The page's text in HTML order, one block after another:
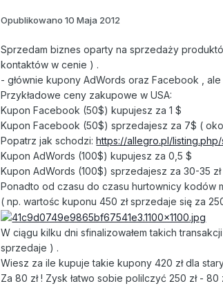
Opublikowano10 Maja 2012
Sprzedam biznes oparty na sprzedaży
kontaktów w cenie ) .
- głównie kupony AdWords oraz Facebook ,
Przykładowe ceny zakupowe w USA:
Kupon Facebook (50$) kupujesz za 1 $
Kupon Facebook (50$) sprzedajesz za 7$ (
Popatrz jak schodzi:https://allegro.pl/
Kupon AdWords (100$) kupujesz za 0,5 $
Kupon AdWords (100$) sprzedajesz za 30-35 zł
Ponadto od czasu do czasu hurtownicy kodów
( np. wartośc kuponu 450 zł sprzedaje się za
W ciągu kilku dni sfinalizowałem takich
sprzedaje ) .
Wiesz za ile kupuje takie kupony 420 zł dla
Za 80 zł ! Zysk łatwo sobie polilczyć 250 zł - 80